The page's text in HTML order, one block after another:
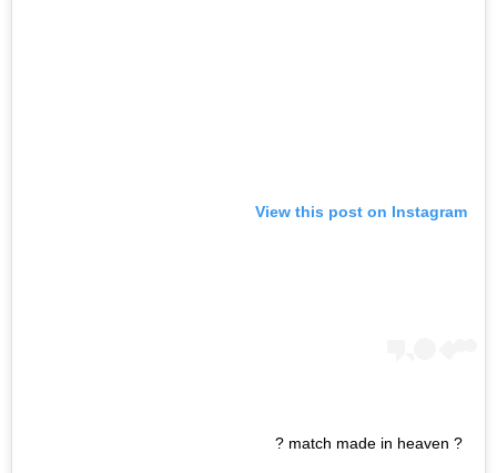
View this post on Instagram
? match made in heaven ?